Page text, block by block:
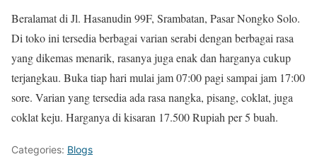
Beralamat di Jl. Hasanudin 99F, Srambatan, Pasar Nongko Solo.
Di toko ini tersedia berbagai varian serabi dengan berbagai rasa
yang dikemas menarik, rasanya juga enak dan harganya cukup
terjangkau. Buka tiap hari mulai jam 07:00 pagi sampai jam 17:00
sore. Varian yang tersedia ada rasa nangka, pisang, coklat, juga
coklat keju. Harganya di kisaran 17.500 Rupiah per 5 buah.
Categories: Blogs